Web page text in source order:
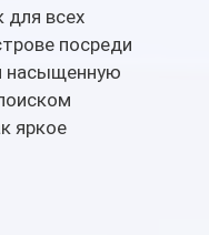
для всех
посреди
насыщенную
яркое